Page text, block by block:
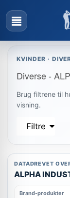
KVINDER ·
Diverse -
Brug filtrene til
visning.
Filtre
DATADREVET
ALPHA
Brand-produkter